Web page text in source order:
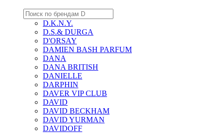
D.K.N.Y.
D.S.& DURGA
D'ORSAY
DAMIEN BASH PARFUM
DANA
DANA BRITISH
DANIELLE
DARPHIN
DAVER VIP CLUB
DAVID
DAVID BECKHAM
DAVID YURMAN
DAVIDOFF